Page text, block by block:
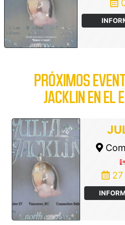
PRÓXIMOS
JACKLIN EN EL
27